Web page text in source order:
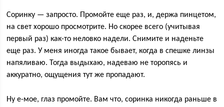
Соринку — запросто. Промойте еще раз, и, держа пинцетом,
на свет хорошо просмотрите. Но скорее всего (учитывая
первый раз) как-то неловко надели. Снимите и наденьте
еще раз. У меня иногда такое бывает, когда в спешке линзы
напяливаю. Тогда выдыхаю, надеваю не торопясь и
аккуратно, ощущения тут же пропадают.
Ну е-мое, глаз промойте. Вам что, соринка никогда раньше в